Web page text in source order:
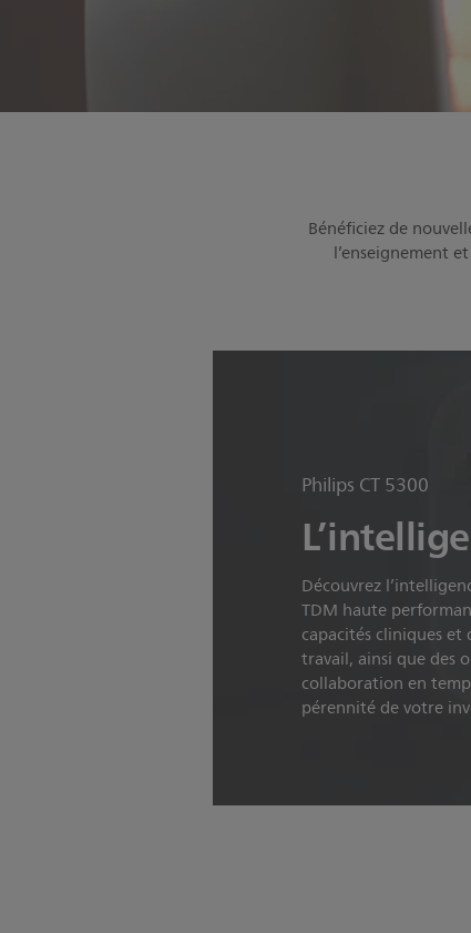
Bénéficiez de
l’enseignement
Philips CT 5300
Découvrez
TDM haute
capacités cliniques et
travail, ainsi que des
collaboration en
pérennité de votre